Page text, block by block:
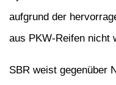
aufgrund der
aus PKW-Reifen nicht
SBR weist gegenüber